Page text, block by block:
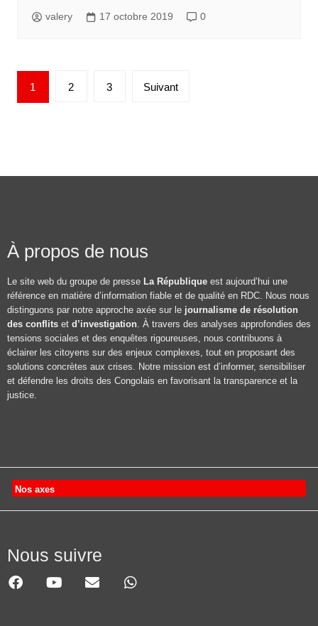
valery 17 octobre 2019 0
1 2 3 Suivant
À propos de nous
Le site web du groupe de presse La République est aujourd’hui une
référence en matière d’information fiable et de qualité en RDC. Nous nous
distinguons par notre approche axée sur le journalisme de résolution
des conflits et d’investigation. À travers des analyses approfondies des
tensions sociales et des enquêtes rigoureuses, nous contribuons à
éclairer les citoyens sur des enjeux complexes, tout en proposant des
solutions concrètes aux crises. Notre mission est d’informer, sensibiliser
et défendre les droits des Congolais en favorisant la transparence et la
justice.
Nos axes
Nous suivre